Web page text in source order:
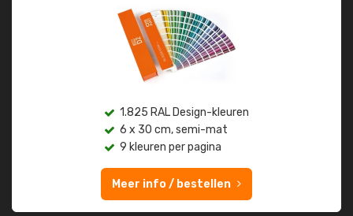
1.825 RAL Design-kleuren
6 x 30 cm, semi-mat
9 kleuren per pagina
Meer info / bestellen